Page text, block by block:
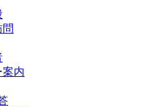
案内